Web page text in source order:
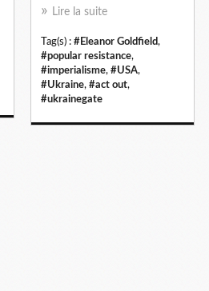
Lire la suite
Tag(s) : #Eleanor Goldfield,
#popular resistance,
#imperialisme, #USA,
#Ukraine, #act out,
#ukrainegate